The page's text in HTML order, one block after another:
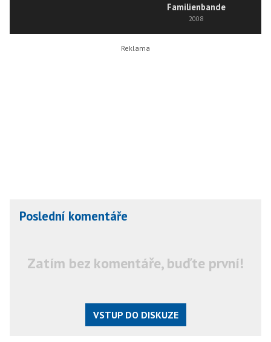
Familienbande
2008
Poslední komentáře
Zatím bez komentáře, buďte první!
VSTUP DO DISKUZE